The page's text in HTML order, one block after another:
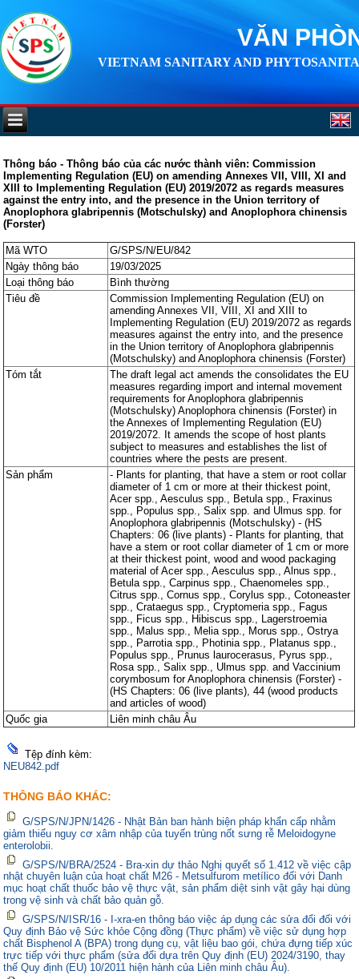
VĂN
VIETNAM SANITARY AND
Thông báo - Thông báo của các nước thành viên: Commission
Implementing Regulation (EU) on amending Annexes VII, VIII, XI and
XIII to Implementing Regulation (EU) 2019/2072 as regards measures
against the entry into, and the presence in the Union territory of
Anoplophora glabripennis (Motschulsky) and Anoplophora chinensis
(Forster)
Mã WTO
G/SPS/N/EU/842
Ngày thông báo
19/03/2025
Loại thông báo
Bình thường
Tiêu đề
Commission Implementing Regulation (EU) on
amending Annexes VII, VIII, XI and XIII to
Implementing Regulation (EU) 2019/2072 as regards
measures against the entry into, and the presence
in the Union territory of Anoplophora glabripennis
(Motschulsky) and Anoplophora chinensis (Forster)
Tóm tắt
The draft legal act amends the consolidates the EU
measures regarding import and internal movement
requirements for Anoplophora glabripennis
(Motschulsky) Anoplophora chinensis (Forster) in
the Annexes of Implementing Regulation (EU)
2019/2072. It amends the scope of host plants
subject to measures and establishes the list of
countries where the pests are present.
Sản phẩm
- Plants for planting, that have a stem or root collar
diameter of 1 cm or more at their thickest point,
Acer spp., Aesculus spp., Betula spp., Fraxinus
spp., Populus spp., Salix spp. and Ulmus spp. for
Anoplophora glabripennis (Motschulsky) - (HS
Chapters: 06 (live plants) - Plants for planting, that
have a stem or root collar diameter of 1 cm or more
at their thickest point, wood and wood packaging
material of Acer spp., Aesculus spp., Alnus spp.,
Betula spp., Carpinus spp., Chaenomeles spp.,
Citrus spp., Cornus spp., Corylus spp., Cotoneaster
spp., Crataegus spp., Cryptomeria spp., Fagus
spp., Ficus spp., Hibiscus spp., Lagerstroemia
spp., Malus spp., Melia spp., Morus spp., Ostrya
spp., Parrotia spp., Photinia spp., Platanus spp.,
Populus spp., Prunus laurocerasus, Pyrus spp.,
Rosa spp., Salix spp., Ulmus spp. and Vaccinium
corymbosum for Anoplophora chinensis (Forster) -
(HS Chapters: 06 (live plants), 44 (wood products
and articles of wood)
Quốc gia
Liên minh châu Âu
Tệp đính kèm:
NEU842.pdf
THÔNG BÁO KHÁC:
G/SPS/N/JPN/1426 - Nhật Bản ban hành biện pháp khẩn cấp nhằm
giảm thiểu nguy cơ xâm nhập của tuyến trùng nốt sưng rễ Meloidogyne
enterolobii.
G/SPS/N/BRA/2524 - Bra-xin dự thảo Nghị quyết số 1.412 về việc cập
nhật chuyên luận của hoạt chất M26 - Metsulfurom metílico đối với Danh
mục hoạt chất thuốc bảo vệ thực vật, sản phẩm diệt sinh vật gây hại dùng
trong vệ sinh và chất bảo quản gỗ.
G/SPS/N/ISR/16 - I-xra-en thông báo việc áp dụng các sửa đổi đối với
Quy định Bảo vệ Sức khỏe Cộng đồng (Thực phẩm) về việc sử dụng hợp
chất Bisphenol A (BPA) trong dụng cụ, vật liệu bao gói, chứa đựng tiếp xúc
trực tiếp với thực phẩm (sửa đổi dựa trên Quy định (EU) 2024/3190, thay
thế Quy định (EU) 10/2011 hiện hành của Liên minh châu Âu).
các
các
quy
quy